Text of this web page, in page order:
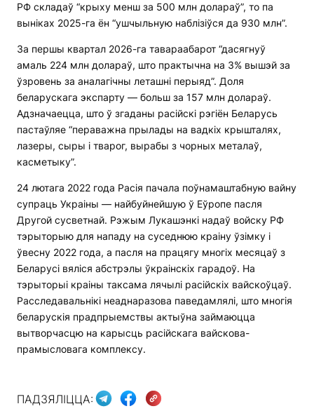
РФ складаў “крыху менш за 500 млн долараў”, то па
выніках 2025-га ён “ушчыльную наблізіўся да 930 млн”.
За першы квартал 2026-га тавараабарот “дасягнуў
амаль 224 млн долараў, што практычна на 3% вышэй за
ўзровень за аналагічны леташні перыяд”. Доля
беларускага экспарту — больш за 157 млн ​​долараў.
Адзначаецца, што ў згаданы расійскі рэгіён Беларусь
пастаўляе “пераважна прылады на вадкіх крышталях,
лазеры, сыры і тварог, вырабы з чорных металаў,
касметыку”.
24 лютага 2022 года Расія пачала поўнамаштабную вайну
супраць Украіны — найбуйнейшую ў Еўропе пасля
Другой сусветнай. Рэжым Лукашэнкі надаў войску РФ
тэрыторыю для нападу на суседнюю краіну ўзімку і
ўвесну 2022 года, а пасля на працягу многіх месяцаў з
Беларусі вяліся абстрэлы ўкраінскіх гарадоў. На
тэрыторыі краіны таксама лячылі расійскіх вайскоўцаў.
Расследавальнікі неаднаразова паведамлялі, што многія
беларускія прадпрыемствы актыўна займаюцца
вытворчасцю на карысць расійскага вайскова-
прамысловага комплексу.
ПАДЗЯЛІЦЦА: